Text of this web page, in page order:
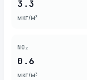
3.3
мкг/м³
NO₂
0.6
мкг/м³